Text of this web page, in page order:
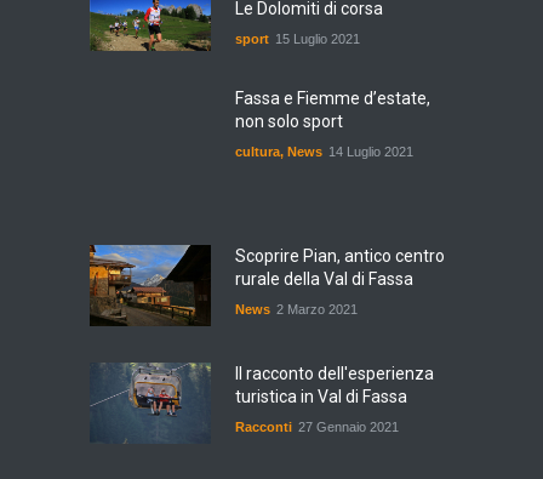
Le Dolomiti di corsa
sport 15 Luglio 2021
Fassa e Fiemme d’estate,
non solo sport
cultura, News 14 Luglio 2021
Scoprire Pian, antico centro
rurale della Val di Fassa
News 2 Marzo 2021
Il racconto dell'esperienza
turistica in Val di Fassa
Racconti 27 Gennaio 2021